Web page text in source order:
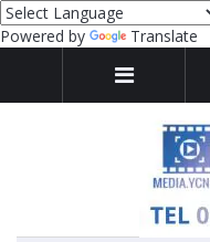
Powered by Translate